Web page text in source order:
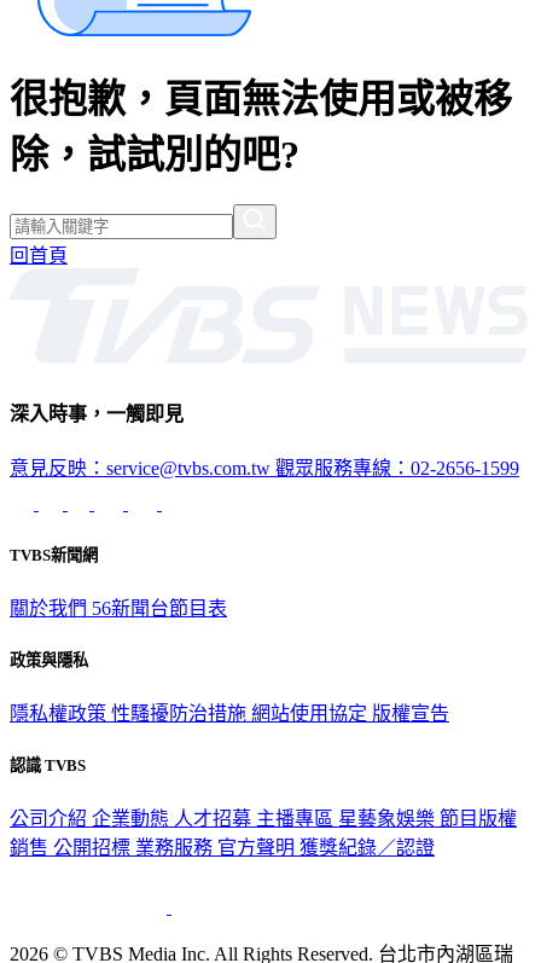
很抱歉，頁面無法使用或被移
除，試試別的吧?
回首頁
深入時事，一觸即見
意見反映：service@tvbs.com.tw 觀眾服務專線：02-2656-1599
TVBS新聞網
關於我們 56新聞台節目表
政策與隱私
隱私權政策 性騷擾防治措施 網站使用協定 版權宣告
認識 TVBS
公司介紹 企業動態 人才招募 主播專區 星藝象娛樂 節目版權
銷售 公開招標 業務服務 官方聲明 獲獎紀錄／認證
2026 © TVBS Media Inc. All Rights Reserved. 台北市內湖區瑞